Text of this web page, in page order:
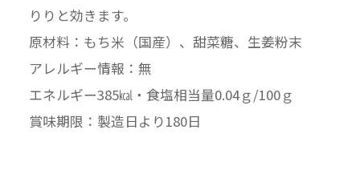
りりと効きます。
原材料：もち米（国産）、甜菜糖、生姜粉末
アレルギー情報：無
エネルギー385㎉・食塩相当量0.04ｇ/100ｇ
賞味期限：製造日より180日